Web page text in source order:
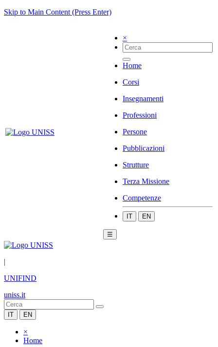
Skip to Main Content (Press Enter)
×
Home
Corsi
Insegnamenti
Professioni
Persone
Pubblicazioni
Strutture
Terza Missione
Competenze
IT EN
☰
|
UNIFIND
uniss.it
IT EN
×
Home